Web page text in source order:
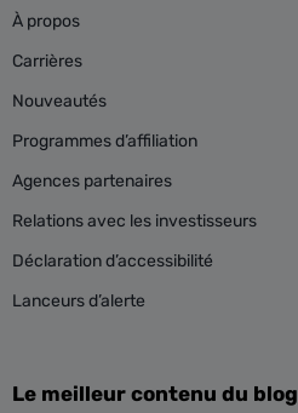
À propos
Carrières
Nouveautés
Programmes d’affiliation
Agences partenaires
Relations avec les investisseurs
Déclaration d’accessibilité
Lanceurs d’alerte
Le meilleur contenu du blog